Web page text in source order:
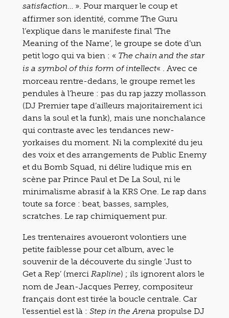
satisfaction … ». Pour marquer le coup et
affirmer son identité, comme The Guru
l’explique dans le manifeste final ‘The
Meaning of the Name’, le groupe se dote d’un
petit logo qui va bien : « The chain and the star
is a symbol of this form of intellect« . Avec ce
morceau rentre-dedans, le groupe remet les
pendules à l’heure : pas du rap jazzy mollasson
(DJ Premier tape d’ailleurs majoritairement ici
dans la soul et la funk), mais une nonchalance
qui contraste avec les tendances new-
yorkaises du moment. Ni la complexité du jeu
des voix et des arrangements de Public Enemy
et du Bomb Squad, ni délire ludique mis en
scène par Prince Paul et De La Soul, ni le
minimalisme abrasif à la KRS One. Le rap dans
toute sa force : beat, basses, samples,
scratches. Le rap chimiquement pur.
Les trentenaires avoueront volontiers une
petite faiblesse pour cet album, avec le
souvenir de la découverte du single ‘Just to
Get a Rep’ (merci Rapline) ; ils ignorent alors le
nom de Jean-Jacques Perrey, compositeur
français dont est tirée la boucle centrale. Car
l’essentiel est là : Step in the Arena propulse DJ